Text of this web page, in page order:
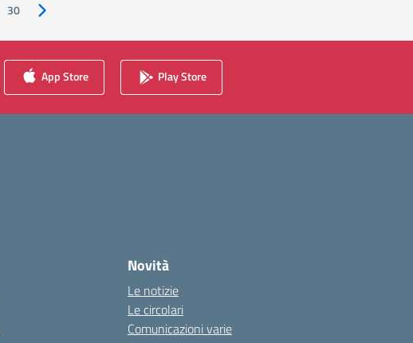
30 Pagina successiva
App Store Play Store
Novità
Le notizie
Le circolari
Comunicazioni varie